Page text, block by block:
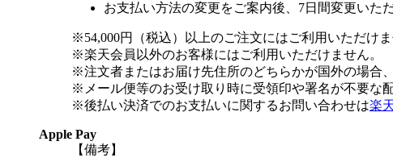
お支払い方法の変更をご案内後、7日間変更いた
※54,000円（税込）以上のご注文にはご利用いただけま
※楽天会員以外のお客様にはご利用いただけません。
※注文者またはお届け先住所のどちらかが国外の場合
※メール便等のお受け取り時に受領印や署名が不要な
※後払い決済でのお支払いに関するお問い合わせは楽
Apple Pay
【備考】